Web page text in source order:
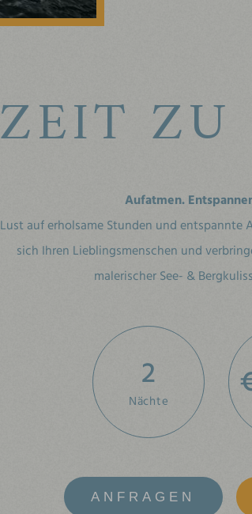
ZEIT ZU
Aufatmen.
Lust auf erholsame Stunden und entspannte
sich Ihren Lieblingsmenschen und
malerischer See- &
2
Nächte
ANFRAGEN